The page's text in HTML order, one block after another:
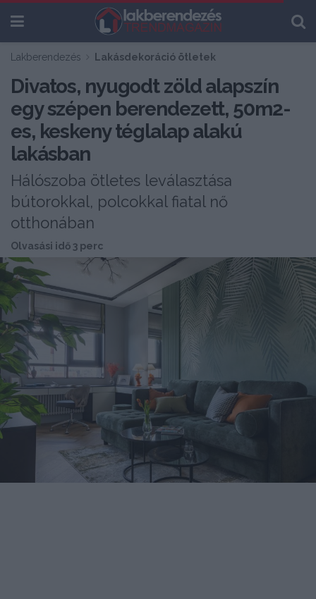
Lakberendezés Lakásdekoráció ötletek
Divatos, nyugodt zöld alapszín
egy szépen berendezett, 50m2-
es, keskeny téglalap alakú
lakásban
Hálószoba ötletes leválasztása
bútorokkal, polcokkal fiatal nő
otthonában
Olvasási idő 3 perc